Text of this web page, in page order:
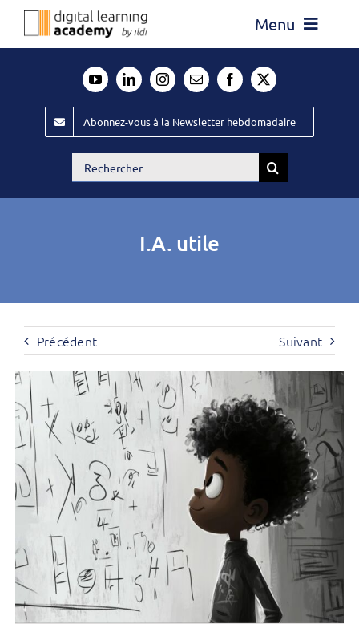
Passer
Menu
Évènements ILDI
Offres d’emploi
Abonnez-vous à la Newsletter hebdomadaire
Rechercher:
I.A. utile
Précédent Suivant